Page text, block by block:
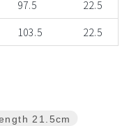
97.5
22.5
103.5 22.5
21.5cm